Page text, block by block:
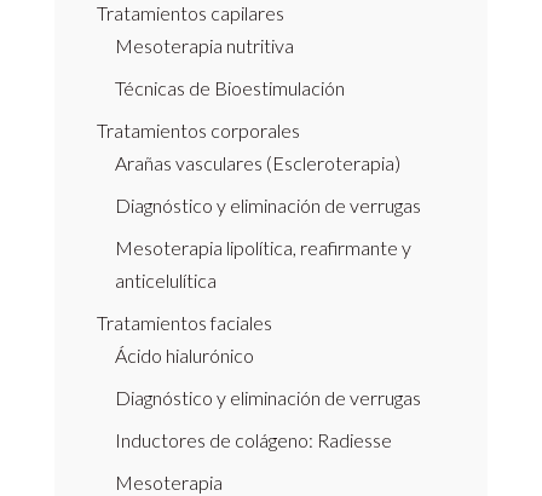
Tratamientos capilares
Mesoterapia nutritiva
Técnicas de Bioestimulación
Tratamientos corporales
Arañas vasculares (Escleroterapia)
Diagnóstico y eliminación de verrugas
Mesoterapia lipolítica, reafirmante y
anticelulítica
Tratamientos faciales
Ácido hialurónico
Diagnóstico y eliminación de verrugas
Inductores de colágeno: Radiesse
Mesoterapia